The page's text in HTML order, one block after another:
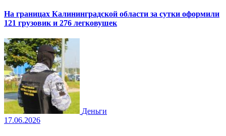
На границах Калининградской области за сутки оформили
121 грузовик и 276 легковушек
Деньги
17.06.2026